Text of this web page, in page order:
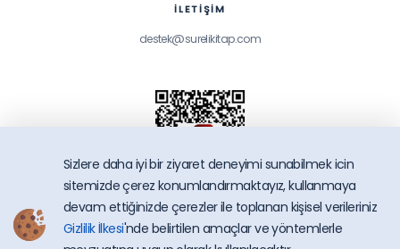
İLETİŞİM
destek@surelikitap.com
SüreliKitap.com
Sizlere daha iyi bir ziyaret deneyimi sunabilmek icin
sitemizde çerez konumlandırmaktayız, kullanmaya
devam ettiğinizde çerezler ile toplanan kişisel verileriniz
Gizlilik İlkesi'nde belirtilen amaçlar ve yöntemlerle